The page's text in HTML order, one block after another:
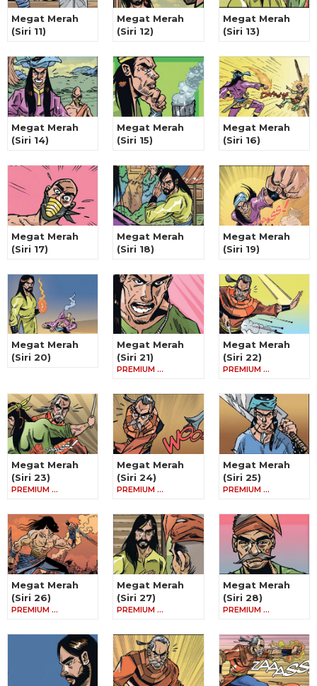
Megat Merah
(Siri 11)
Megat Merah
(Siri 12)
Megat Merah
(Siri 13)
Megat Merah
(Siri 14)
Megat Merah
(Siri 15)
Megat Merah
(Siri 16)
Megat Merah
(Siri 17)
Megat Merah
(Siri 18)
Megat Merah
(Siri 19)
Megat Merah
(Siri 20)
Megat Merah
(Siri 21)
PREMIUM …
Megat Merah
(Siri 22)
PREMIUM …
Megat Merah
(Siri 23)
PREMIUM …
Megat Merah
(Siri 24)
PREMIUM …
Megat Merah
(Siri 25)
PREMIUM …
Megat Merah
(Siri 26)
PREMIUM …
Megat Merah
(Siri 27)
PREMIUM …
Megat Merah
(Siri 28)
PREMIUM …